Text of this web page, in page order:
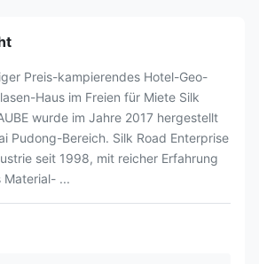
Preis-kampierendes Hotel-Geo-
Haus im Freien für Miete Silk
wurde im Jahre 2017 hergestellt
Pudong-Bereich. Silk Road Enterprise
seit 1998, mit reicher Erfahrung
...